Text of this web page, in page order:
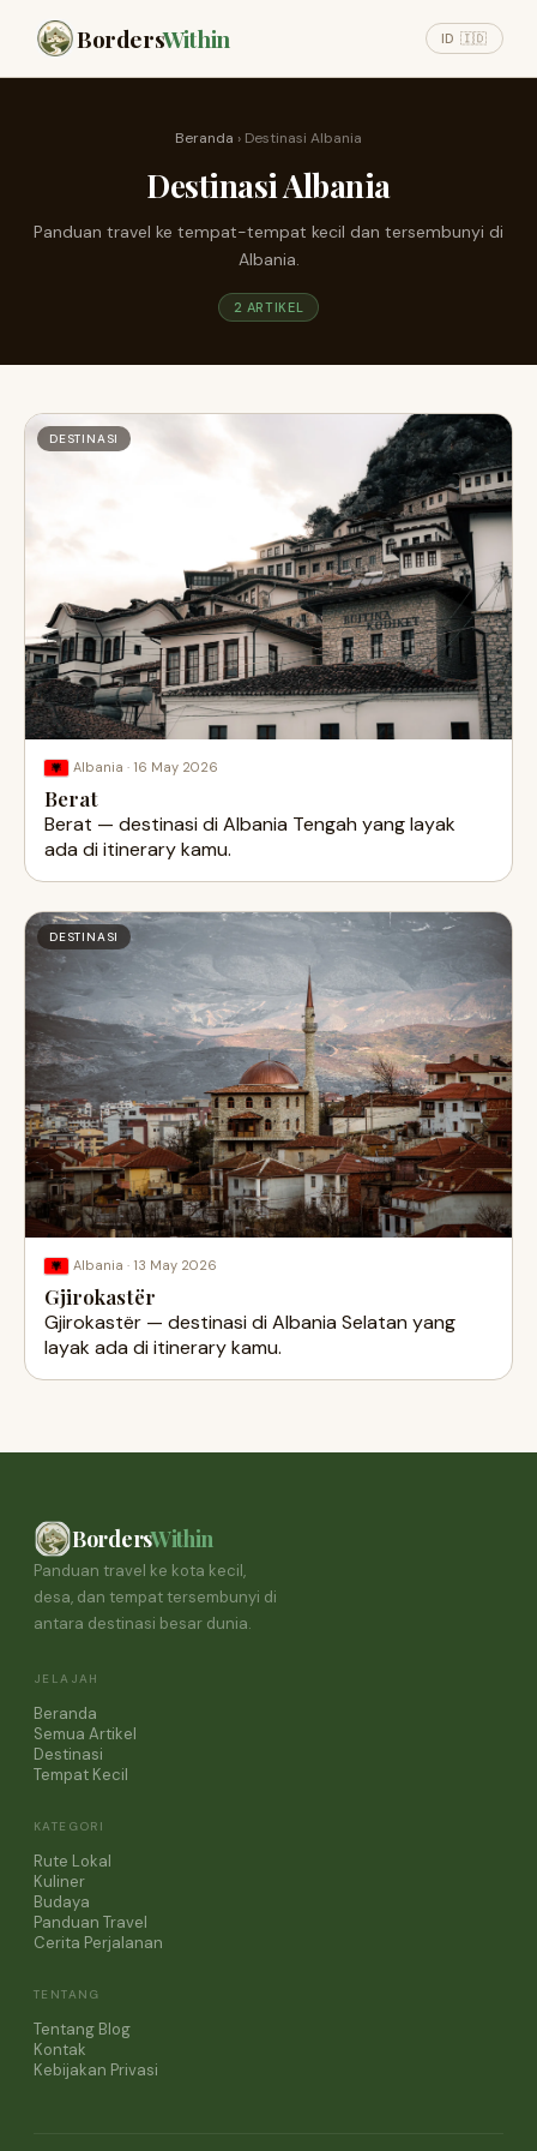
BordersWithin ID 🇮🇩
Beranda › Destinasi Albania
Destinasi Albania
Panduan travel ke tempat-tempat kecil dan tersembunyi di
Albania.
2 ARTIKEL
DESTINASI
Albania · 16 May 2026
Berat
Berat — destinasi di Albania Tengah yang layak
ada di itinerary kamu.
DESTINASI
Albania · 13 May 2026
Gjirokastër
Gjirokastër — destinasi di Albania Selatan yang
layak ada di itinerary kamu.
BordersWithin
Panduan travel ke kota kecil,
desa, dan tempat tersembunyi di
antara destinasi besar dunia.
JELAJAH
Beranda
Semua Artikel
Destinasi
Tempat Kecil
KATEGORI
Rute Lokal
Kuliner
Budaya
Panduan Travel
Cerita Perjalanan
TENTANG
Tentang Blog
Kontak
Kebijakan Privasi